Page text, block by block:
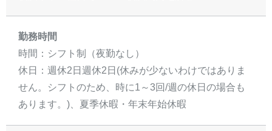
勤務時間
時間：シフト制（夜勤なし）
休日：週休2日週休2日(休みが少ないわけではありま
せん。シフトのため、時に1～3回/週の休日の場合も
あります。)、夏季休暇・年末年始休暇